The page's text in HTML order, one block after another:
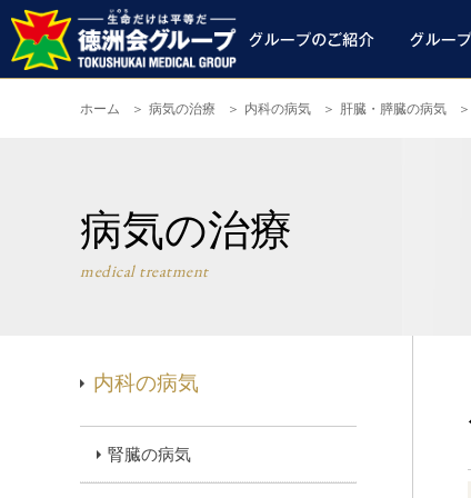
ホーム 病気の治療 内科の病気 肝臓・膵臓の病気
病気の治療
medical treatment
内科の病気
腎臓の病気